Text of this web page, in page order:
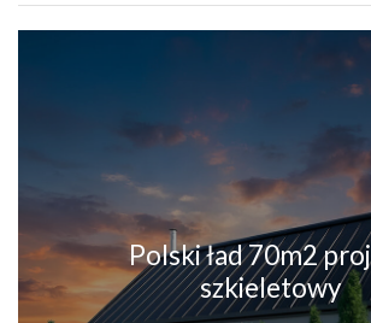
Polski ład 70m2
szkieletowy